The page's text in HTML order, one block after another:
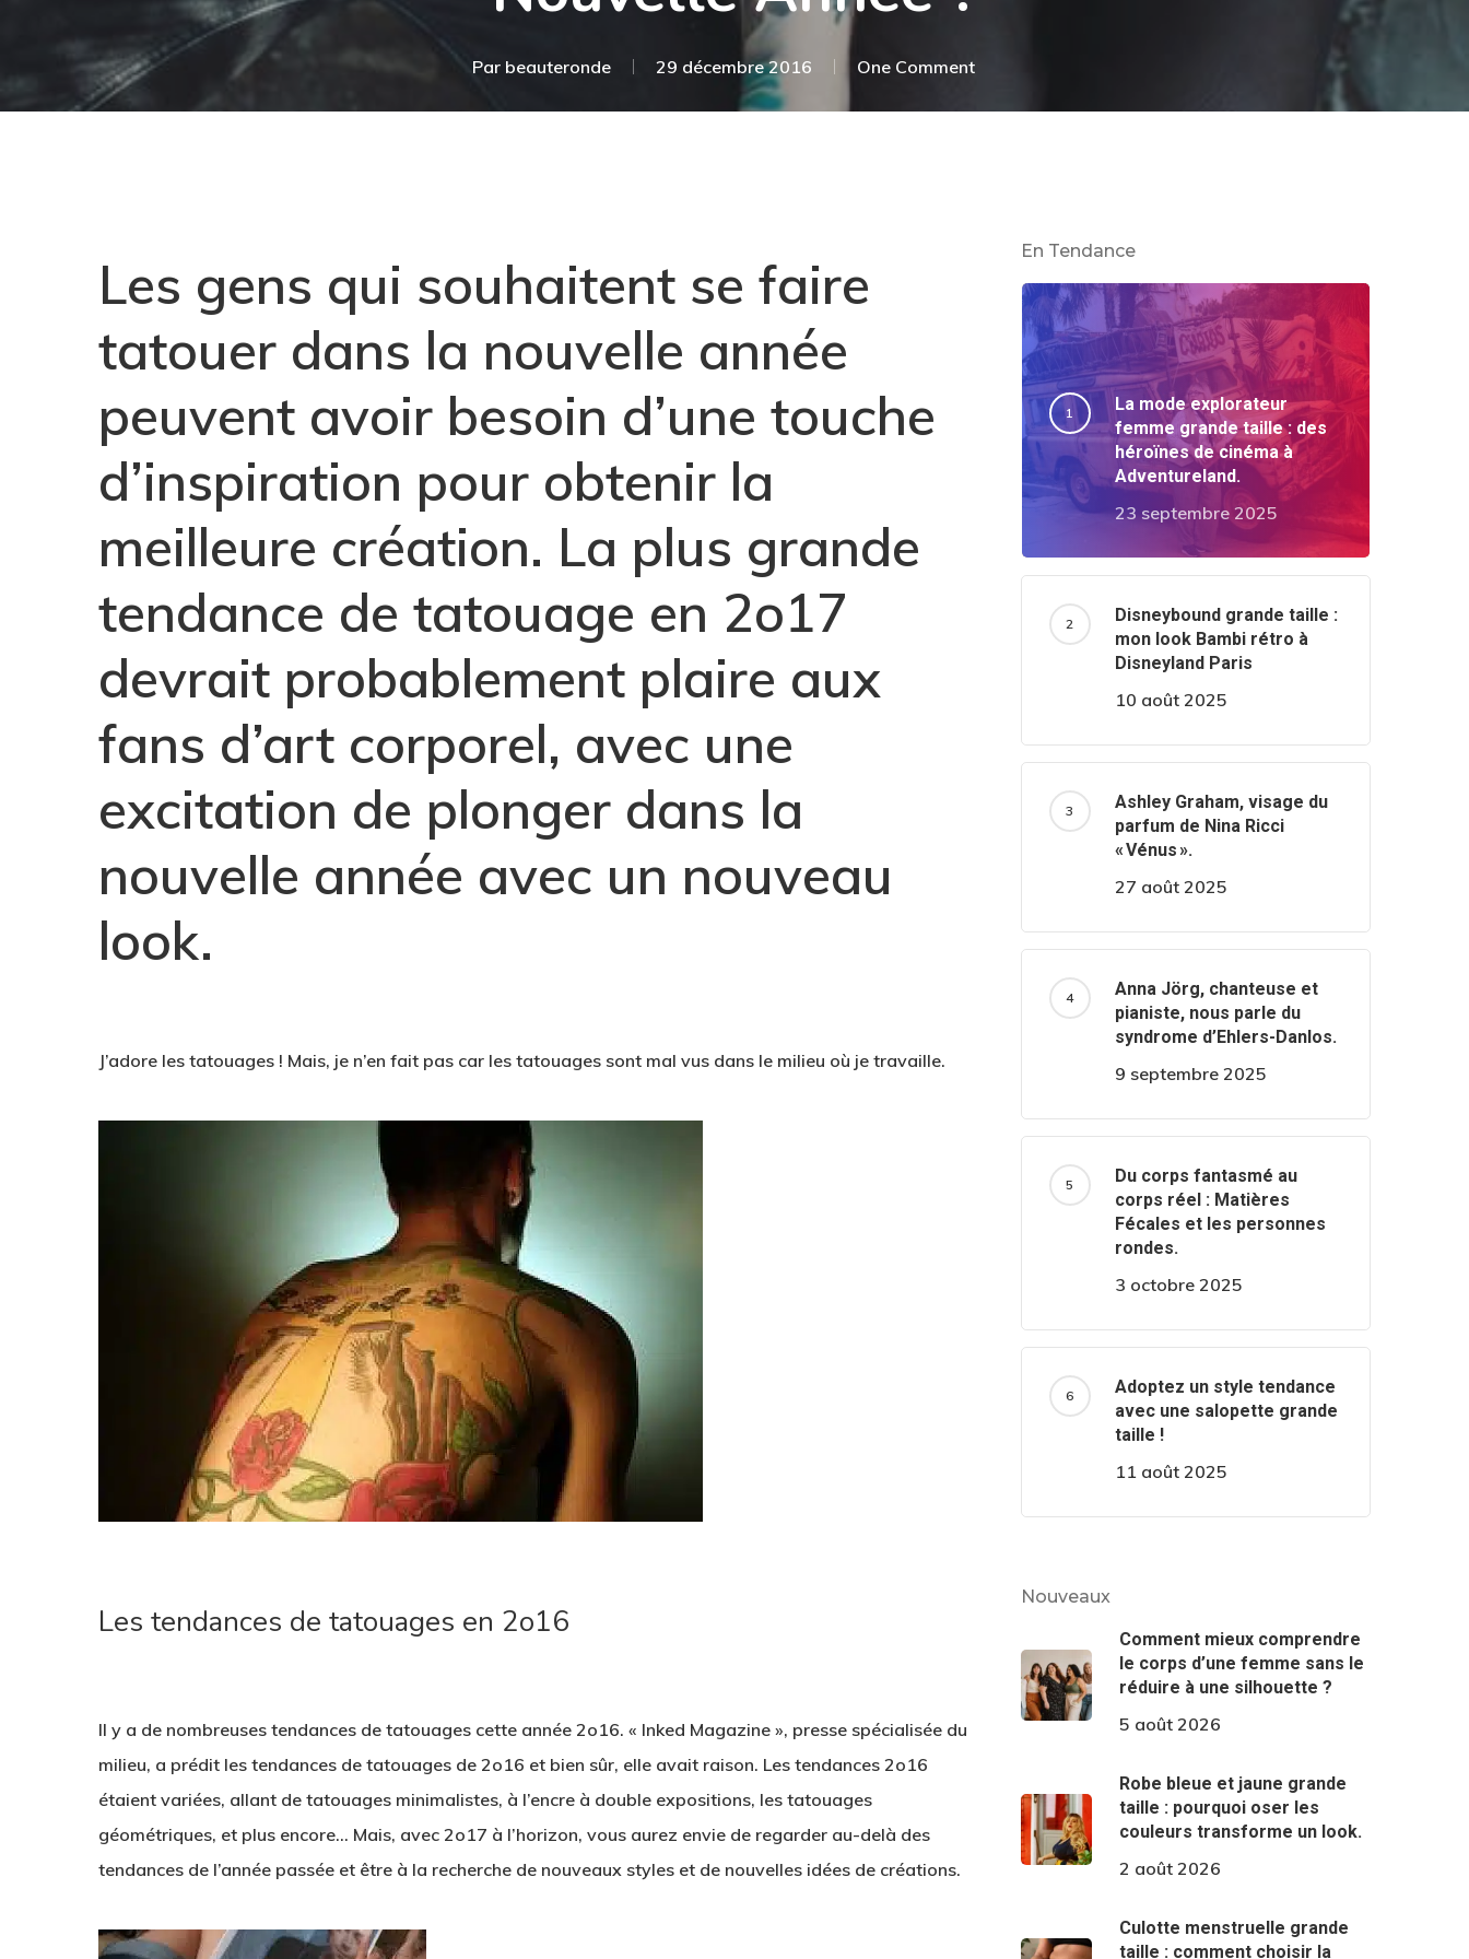
Hit enter to search or ESC to close
Par beauteronde 29 décembre 2016 One Comment
Les gens qui souhaitent se faire
tatouer dans la nouvelle année
peuvent avoir besoin d’une touche
d’inspiration pour obtenir la
meilleure création. La plus grande
tendance de tatouage en 2o17
devrait probablement plaire aux
fans d’art corporel, avec une
excitation de plonger dans la
nouvelle année avec un nouveau
look.
J’adore les tatouages ! Mais, je n’en fait pas car les tatouages sont mal vus dans le milieu où je travaille.
Les tendances de tatouages en 2o16
Il y a de nombreuses tendances de tatouages cette année 2o16. « Inked Magazine », presse spécialisée du
milieu, a prédit les tendances de tatouages de 2o16 et bien sûr, elle avait raison. Les tendances 2o16
étaient variées, allant de tatouages minimalistes, à l’encre à double expositions, les tatouages
géométriques, et plus encore… Mais, avec 2o17 à l’horizon, vous aurez envie de regarder au-delà des
tendances de l’année passée et être à la recherche de nouveaux styles et de nouvelles idées de créations.
En Tendance
La mode explorateur
femme grande taille : des
héroïnes de cinéma à
Adventureland.
23 septembre 2025
Disneybound grande taille :
mon look Bambi rétro à
Disneyland Paris
10 août 2025
Ashley Graham, visage du
parfum de Nina Ricci
« Vénus ».
27 août 2025
Anna Jörg, chanteuse et
pianiste, nous parle du
syndrome d’Ehlers-Danlos.
9 septembre 2025
Du corps fantasmé au
corps réel : Matières
Fécales et les personnes
rondes.
3 octobre 2025
Adoptez un style tendance
avec une salopette grande
taille !
11 août 2025
Nouveaux
Comment mieux comprendre
le corps d’une femme sans le
réduire à une silhouette ?
5 août 2026
Robe bleue et jaune grande
taille : pourquoi oser les
couleurs transforme un look.
2 août 2026
Culotte menstruelle grande
taille : comment choisir la